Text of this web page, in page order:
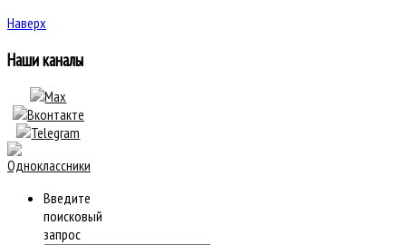
Наверх
Наши каналы
Введите
поисковый
запрос